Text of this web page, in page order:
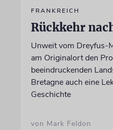
FRANKREICH
Rückkehr
Unweit vom Dreyfus-
am Originalort den
beeindruckenden
Bretagne auch eine
Geschichte
von Mark Feldon